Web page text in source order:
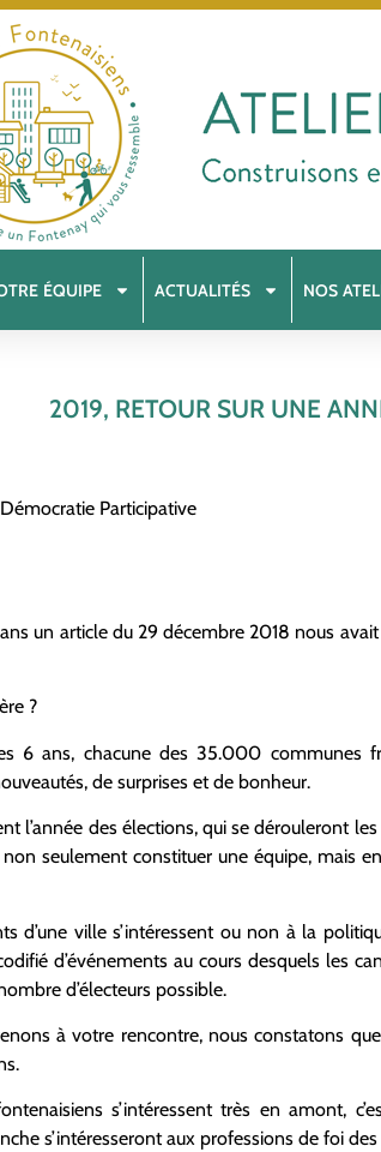
ÉQUIPE ACTUALITÉS NOS
2019, RETOUR SUR UNE
Participative
un article du 29 décembre 2018 nous
?
6 ans, chacune des 35.000 communes
de surprises et de bonheur.
l’année des élections, qui se dérouleront
seulement constituer une équipe, mais
d’une ville s’intéressent ou non à la
d’événements au cours desquels les
d’électeurs possible.
à votre rencontre, nous constatons
s’intéressent très en amont,
s’intéresseront aux professions de foi